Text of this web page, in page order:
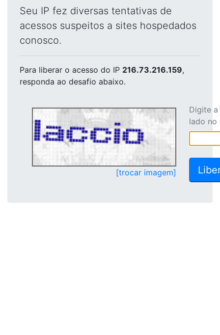
Seu IP fez diversas tentativas de
acessos suspeitos a sites hospedados
conosco.
Para liberar o acesso do IP 216.73.216.159,
responda ao desafio abaixo.
[trocar imagem]
Digite
lado no